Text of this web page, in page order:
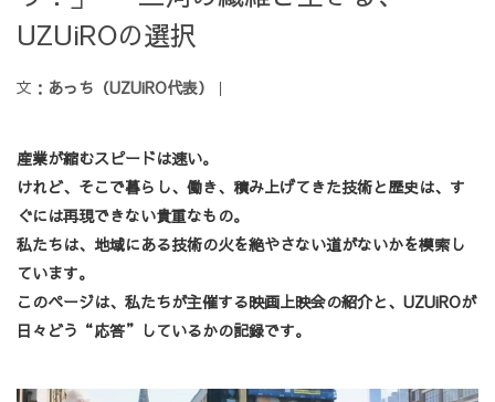
UZUiROの選択
文： あっち（UZUiRO代表） ｜
産業が縮むスピードは速い。
けれど、そこで暮らし、働き、積み上げてきた技術と歴史は、 す
ぐには再現できない貴重なもの。
私たちは、地域にある技術の火を絶やさない道がないかを模索し
ています。
このページは、私たちが主催する映画上映会の紹介と、 UZUiROが
日々どう“応答”しているかの記録です。